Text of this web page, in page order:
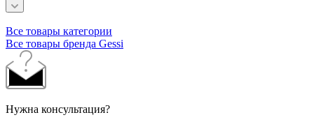
Все товары категории
Все товары бренда Gessi
Нужна консультация?